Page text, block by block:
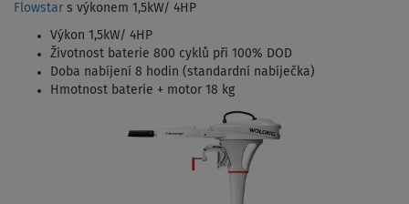
Flowstar s výkonem 1,5kW/ 4HP
Výkon 1,5kW/ 4HP
Životnost baterie 800 cyklů při 100% DOD
Doba nabíjení 8 hodin (standardní nabíječka)
Hmotnost baterie + motor 18 kg